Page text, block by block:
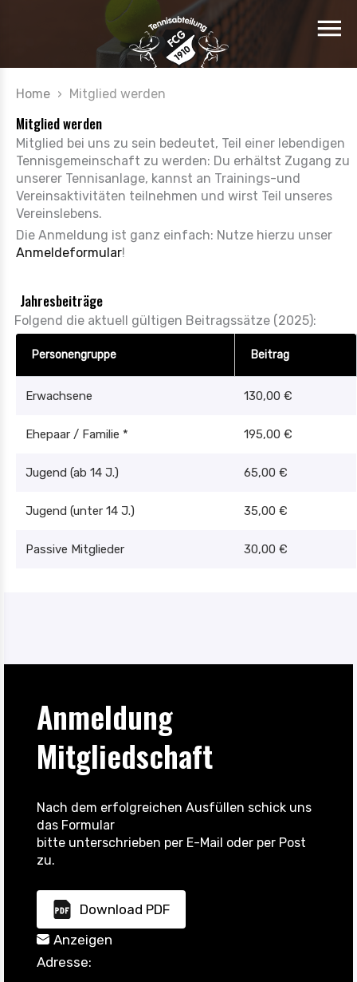
Home › Mitglied werden
Mitglied werden
Mitglied bei uns zu sein bedeutet, Teil einer lebendigen
Tennisgemeinschaft zu werden: Du erhältst Zugang zu
unserer Tennisanlage, kannst an Trainings-und
Vereinsaktivitäten teilnehmen und wirst Teil unseres
Vereinslebens.
Die Anmeldung ist ganz einfach: Nutze hierzu unser
Anmeldeformular!
Jahresbeiträge
Folgend die aktuell gültigen Beitragssätze (2025):
Personengruppe Beitrag
Erwachsene 130,00 €
Ehepaar / Familie * 195,00 €
Jugend (ab 14 J.) 65,00 €
Jugend (unter 14 J.) 35,00 €
Passive Mitglieder 30,00 €
Anmeldung
Mitgliedschaft
Nach dem erfolgreichen Ausfüllen schick uns
das Formular
bitte unterschrieben per E-Mail oder per Post
zu.
Download PDF
Anzeigen
Adresse: